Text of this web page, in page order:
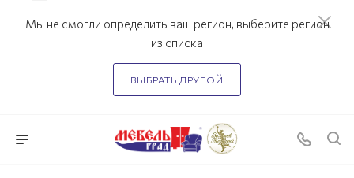
Мы не смогли определить ваш регион, выберите регион
из списка
ВЫБРАТЬ ДРУГОЙ